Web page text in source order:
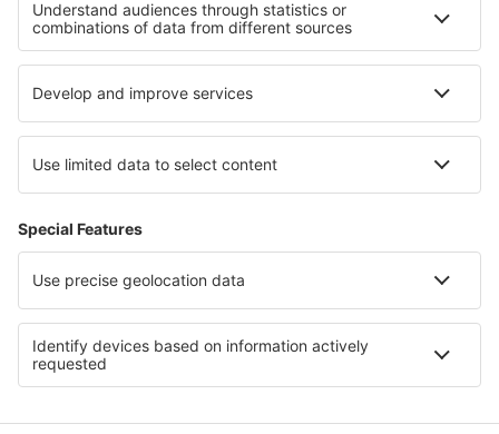
Ubytování na Kanárských ostrovech Ubytování v Kalábrii
Ubytování v Korutanech Ubytování in Eastern Rhodopes
Ubytování in Chios Ubytování Crater Lake